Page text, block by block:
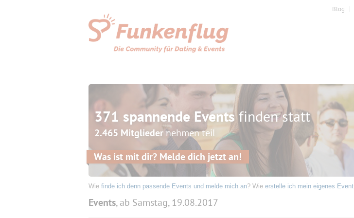
Blog
371 spannende Eventsfinden statt
2.465 Mitgliedernehmen teil
Was ist mit dir? Melde dich jetzt an!
Wie finde ich denn passende Events und melde mich an? Wie erstelle ich mein eigenes Event
Events, ab Samstag, 19.08.2017